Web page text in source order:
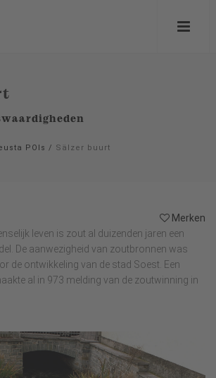
POIs / Sälzer buurt
Merken
leven is zout al duizenden jaren een
De aanwezigheid van zoutbronnen was
de ontwikkeling van de stad Soest. Een
al in 973 melding van de zoutwinning in